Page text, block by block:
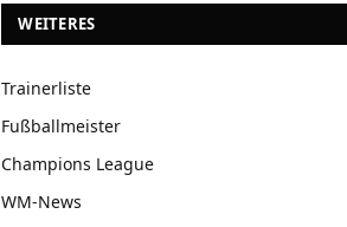
WEITERES
Trainerliste
Fußballmeister
Champions League
WM-News